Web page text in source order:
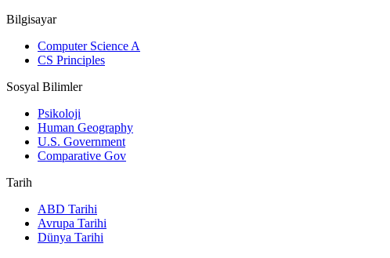
Bilgisayar
Computer Science A
CS Principles
Sosyal Bilimler
Psikoloji
Human Geography
U.S. Government
Comparative Gov
Tarih
ABD Tarihi
Avrupa Tarihi
Dünya Tarihi